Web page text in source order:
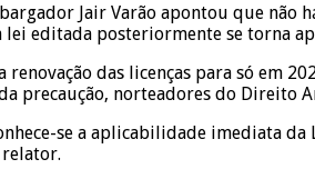
Jair Varão apontou que
lei editada posteriormente se torna
renovação das licenças para só em
precaução, norteadores do Direito
se a aplicabilidade imediata